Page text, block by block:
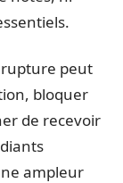
peut
bloquer
de recevoir
ampleur